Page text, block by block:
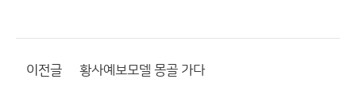
이전글 황사예보모델 몽골 가다